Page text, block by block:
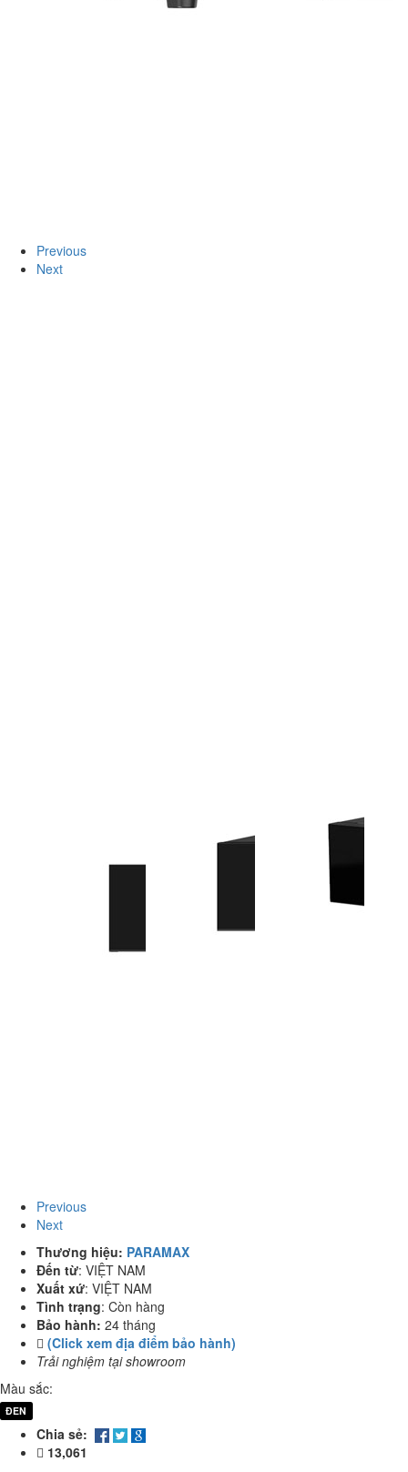
Previous
Next
Previous
Next
Thương hiệu: PARAMAX
Đến từ: VIỆT NAM
Xuất xứ: VIỆT NAM
Tình trạng: Còn hàng
Bảo hành: 24 tháng
(Click xem địa điểm bảo hành)
Trải nghiệm tại showroom
Màu sắc:
ĐEN
Chia sẻ:
13,061